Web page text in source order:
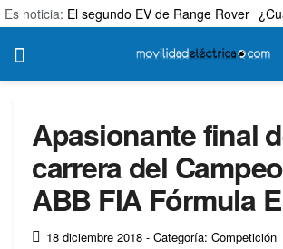
Es noticia: El segundo EV de Range Rover
Apasionante final
carrera del
ABB FIA Fórmula E
18 diciembre 2018 - Categoría: Competición